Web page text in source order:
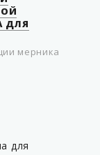
ДЛЯ
мерника
для